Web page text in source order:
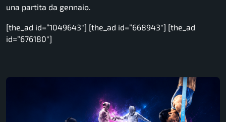
una partita da gennaio.
[the_ad id=”1049643″] [the_ad id=”668943″] [the_ad
id=”676180″]